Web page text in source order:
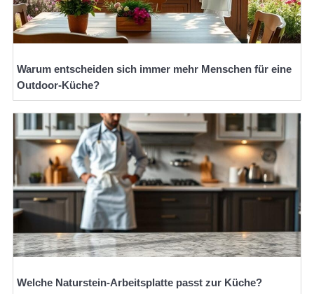
Warum entscheiden sich immer mehr Menschen für eine
Outdoor-Küche?
Welche Naturstein-Arbeitsplatte passt zur Küche?